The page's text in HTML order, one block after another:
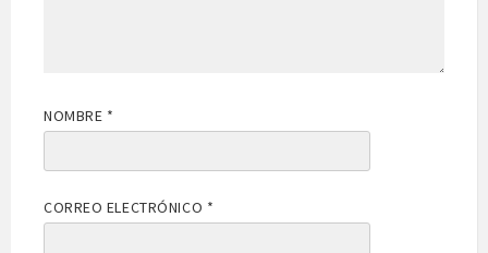
NOMBRE *
CORREO ELECTRÓNICO *